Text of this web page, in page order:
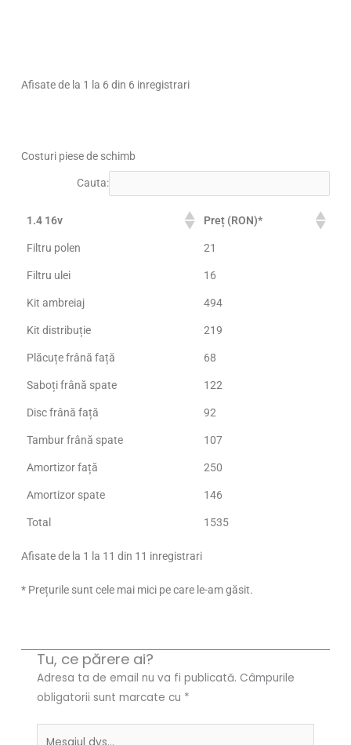
Afisate de la 1 la 6 din 6 inregistrari
Costuri piese de schimb
Cauta:
1.4 16v Preț (RON)*
Filtru polen 21
Filtru ulei 16
Kit ambreiaj 494
Kit distribuție 219
Plăcuțe frână față 68
Saboți frână spate 122
Disc frână față 92
Tambur frână spate 107
Amortizor față 250
Amortizor spate 146
Total 1535
Afisate de la 1 la 11 din 11 inregistrari
* Prețurile sunt cele mai mici pe care le-am găsit.
Tu, ce părere ai?
Adresa ta de email nu va fi publicată. Câmpurile
obligatorii sunt marcate cu *